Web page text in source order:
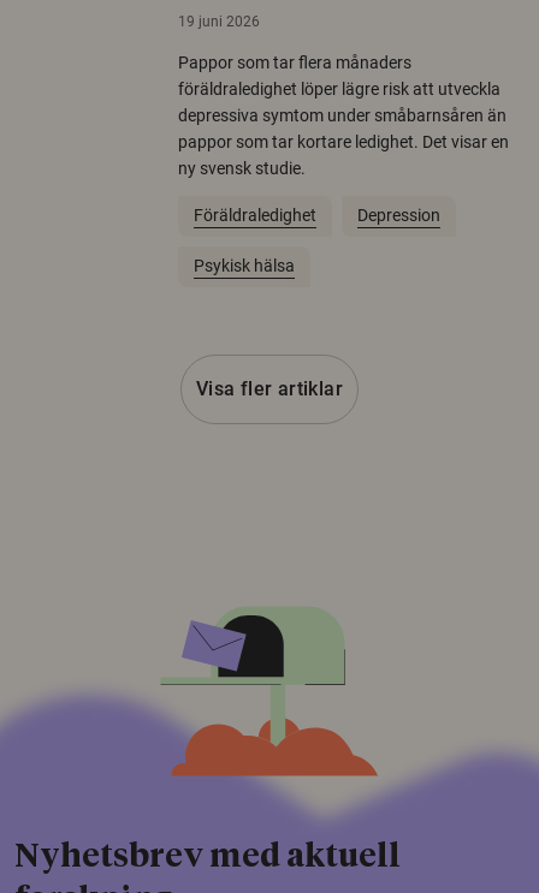
19 juni 2026
Pappor som tar flera månaders
föräldraledighet löper lägre risk att utveckla
depressiva symtom under småbarnsåren än
pappor som tar kortare ledighet. Det visar en
ny svensk studie.
Föräldraledighet Depression
Psykisk hälsa
Visa fler artiklar
Nyhetsbrev med aktuell